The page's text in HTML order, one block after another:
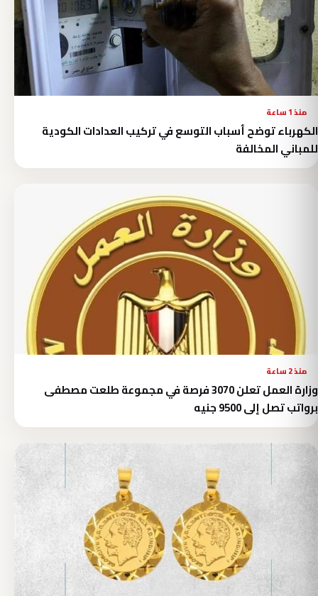
منذ 1 ساعة
الكهرباء توضح أسباب التوسع في تركيب العدادات الكودية
للمباني المخالفة
منذ 2 ساعة
وزارة العمل تعلن 3070 فرصة في مجموعة طلعت مصطفى
برواتب تصل إلى 9500 جنيه